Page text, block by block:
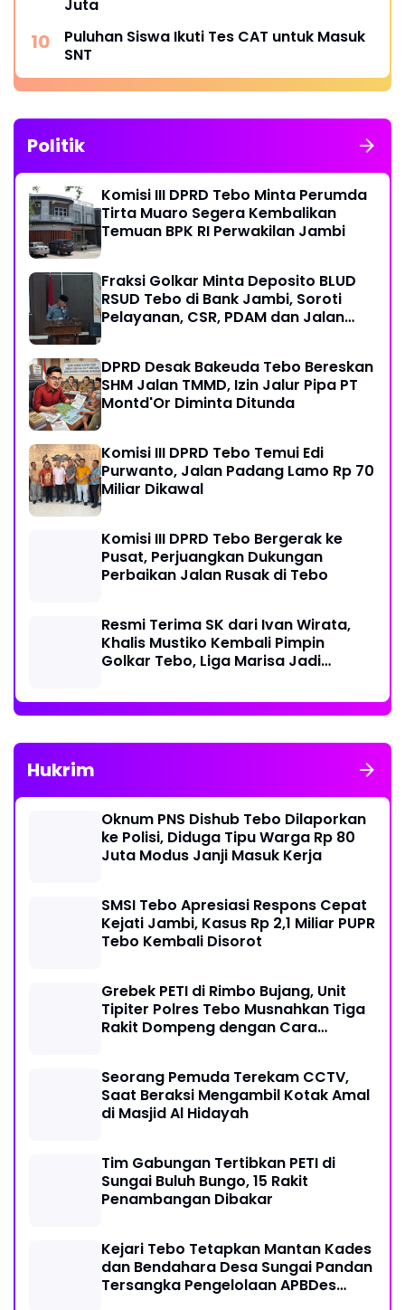
Juta
Puluhan Siswa Ikuti Tes CAT untuk Masuk
SNT
Politik
Komisi III DPRD Tebo Minta Perumda
Tirta Muaro Segera Kembalikan
Temuan BPK RI Perwakilan Jambi
Fraksi Golkar Minta Deposito BLUD
RSUD Tebo di Bank Jambi, Soroti
Pelayanan, CSR, PDAM dan Jalan
DPRD Desak Bakeuda Tebo Bereskan
SHM Jalan TMMD, Izin Jalur Pipa PT
Montd'Or Diminta Ditunda
Komisi III DPRD Tebo Temui Edi
Purwanto, Jalan Padang Lamo Rp 70
Miliar Dikawal
Komisi III DPRD Tebo Bergerak ke
Pusat, Perjuangkan Dukungan
Perbaikan Jalan Rusak di Tebo
Resmi Terima SK dari Ivan Wirata,
Khalis Mustiko Kembali Pimpin
Golkar Tebo, Liga Marisa Jadi
Hukrim
Oknum PNS Dishub Tebo Dilaporkan
ke Polisi, Diduga Tipu Warga Rp 80
Juta Modus Janji Masuk Kerja
SMSI Tebo Apresiasi Respons Cepat
Kejati Jambi, Kasus Rp 2,1 Miliar PUPR
Tebo Kembali Disorot
Grebek PETI di Rimbo Bujang, Unit
Tipiter Polres Tebo Musnahkan Tiga
Rakit Dompeng dengan Cara
Seorang Pemuda Terekam CCTV,
Saat Beraksi Mengambil Kotak Amal
di Masjid Al Hidayah
Tim Gabungan Tertibkan PETI di
Sungai Buluh Bungo, 15 Rakit
Penambangan Dibakar
Kejari Tebo Tetapkan Mantan Kades
dan Bendahara Desa Sungai Pandan
Tersangka Pengelolaan APBDes